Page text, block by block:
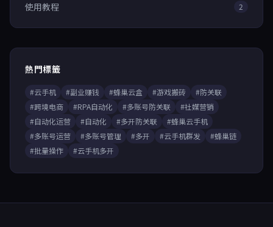
使用教程 2
熱門標籤
#云手机 #副业赚钱 #蜂巢云盒 #游戏搬砖
#防关联
#跨境电商
#RPA自动化 #多账号防关联
#社媒营销
#自动化运营
#自动化 #多开防关联
#蜂巢云手机
#多账号运营
#多账号管理 #多开 #云手机群发
#蜂巢链
#批量操作
#云手机多开